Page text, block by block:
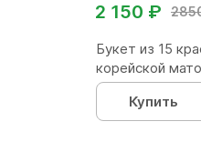
2 150 ₽
Букет из 15
корейской
Купить